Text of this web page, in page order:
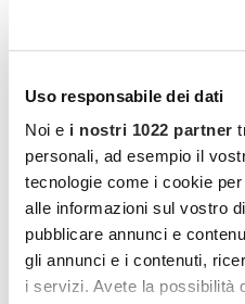
Uso responsabile dei dati
Noi e i nostri 1022 partner
personali, ad esempio il
tecnologie come i cookie
alle informazioni sul vostro
pubblicare annunci e
gli annunci e i contenuti,
i servizi. Avete la possibilità
esistenziale, la
dimostrazione l’
ed iconico e forse uno
mondo, in cui l’artista
angoscia ed il suo
figura al centro del
deformata, però, non è